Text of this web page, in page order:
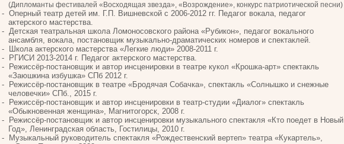
(Дипломанты фестивалей «Восходящая звезда», «Возрождение», конкурс патриотической песни)
Оперный театр детей им. Г.П. Вишневской с 2006-2012 гг. Педагог вокала, педагог
актерского мастерства.
Детская театральная школа Ломоносовского района «Рубикон», педагог вокального
ансамбля, вокала, постановщик музыкально-драматических номеров и спектаклей.
Школа актерского мастерства «Легкие люди» 2008-2011 г.
РГИСИ 2013-2014 г. Педагог актерского мастерства.
Режиссёр-постановщик и автор инсценировки в театре кукол «Крошка-арт» спектакль
«Заюшкина избушка» СПб 2012 г.
Режиссёр-постановщик в театре «Бродячая Собачка», спектакль «Солнышко и снежные
человечки» СПб., 2015 г.
Режиссёр-постановщик и автор инсценировки в театр-студии «Диалог» спектакль
«Обыкновенная женщина», Магнитогорск, 2008 г.
Режиссёр-постановщик и автор инсценировки музыкального спектакля «Кто поедет в Новый
Год», Ленинградская область, Гостилицы, 2010 г.
Музыкальный руководитель спектакля «Рождественский вертеп» театра «Кукартель»,